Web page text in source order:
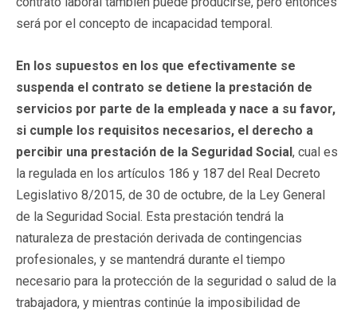
será por el concepto de incapacidad temporal.
En los supuestos en los que efectivamente se
suspenda el contrato se detiene la prestación de
servicios por parte de la empleada y nace a su favor,
si cumple los requisitos necesarios, el derecho a
percibir una prestación de la Seguridad Social, cual es
la regulada en los artículos 186 y 187 del Real Decreto
Legislativo 8/2015, de 30 de octubre, de la Ley General
de la Seguridad Social. Esta prestación tendrá la
naturaleza de prestación derivada de contingencias
profesionales, y se mantendrá durante el tiempo
necesario para la protección de la seguridad o salud de la
trabajadora, y mientras continúe la imposibilidad de